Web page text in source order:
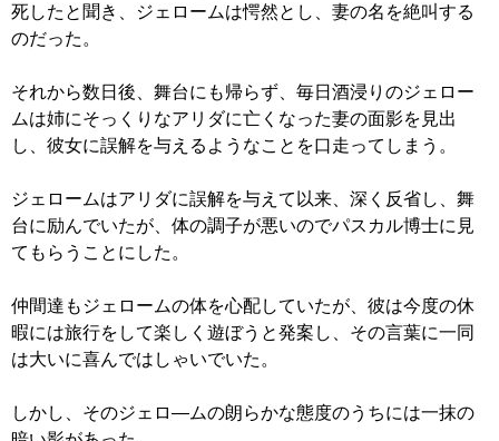
死したと聞き、ジェロームは愕然とし、妻の名を絶叫する
のだった。
それから数日後、舞台にも帰らず、毎日酒浸りのジェロー
ムは姉にそっくりなアリダに亡くなった妻の面影を見出
し、彼女に誤解を与えるようなことを口走ってしまう。
ジェロームはアリダに誤解を与えて以来、深く反省し、舞
台に励んでいたが、体の調子が悪いのでパスカル博士に見
てもらうことにした。
仲間達もジェロームの体を心配していたが、彼は今度の休
暇には旅行をして楽しく遊ぼうと発案し、その言葉に一同
は大いに喜んではしゃいでいた。
しかし、そのジェロ―ムの朗らかな態度のうちには一抹の